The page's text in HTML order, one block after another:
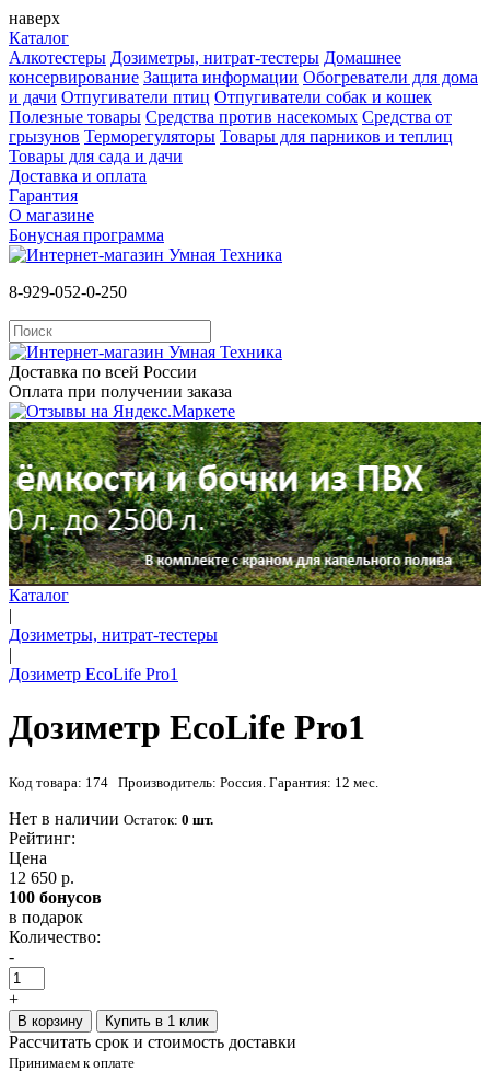
наверх
Каталог
Алкотестеры Дозиметры, нитрат-тестеры Домашнее
консервирование Защита информации Обогреватели для дома
и дачи Отпугиватели птиц Отпугиватели собак и кошек
Полезные товары Средства против насекомых Cредства от
грызунов Терморегуляторы Товары для парников и теплиц
Товары для сада и дачи
Доставка и оплата
Гарантия
О магазине
Бонусная программа
8-929-052-0-250
Доставка по всей России
Оплата при получении заказа
Каталог
|
Дозиметры, нитрат-тестеры
|
Дозиметр EcoLife Pro1
Дозиметр EcoLife Pro1
Код товара: 174 Производитель: Россия. Гарантия: 12 мес.
Нет в наличии Остаток: 0 шт.
Рейтинг:
Цена
12 650 р.
100 бонусов
в подарок
Количество:
-
+
В корзину Купить в 1 клик
Рассчитать срок и стоимость доставки
Принимаем к оплате